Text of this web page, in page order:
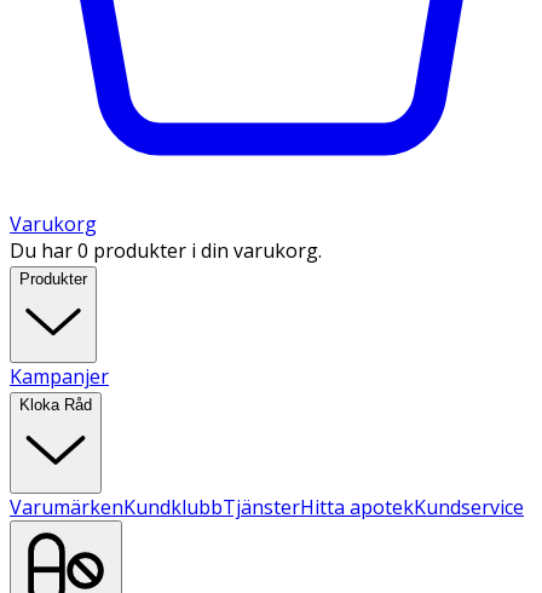
Varukorg
Du har 0 produkter i din varukorg.
Produkter
Kampanjer
Kloka Råd
VarumärkenKundklubbTjänsterHitta apotekKundservice